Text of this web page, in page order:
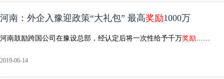
河南：外企入豫迎政策“大礼包” 最高奖励1000万
河南鼓励跨国公司在豫设总部，经认定后将一次性给予千万奖励……
2019-06-14